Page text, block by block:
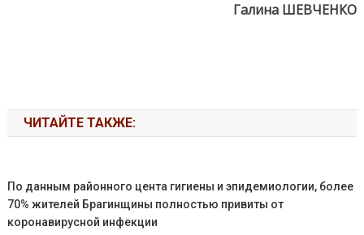
Галина ШЕВЧЕНКО
ЧИТАЙТЕ ТАКЖЕ:
По данным районного цента гигиены и эпидемиологии, более
70% жителей Брагинщины полностью привиты от
коронавирусной инфекции